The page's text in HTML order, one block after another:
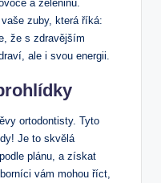
a zeleninu.
zuby, která říká:
že s zdravějším
ale i svou energii.
ortodontisty. Tyto
Je to skvělá
plánu, a získat
vám mohou říct,